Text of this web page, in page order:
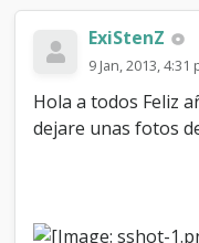
g
e
a
r
o
ExiStenZ
9 Jan, 2013, 4:31
Hola a todos Feliz
dejare unas fotos